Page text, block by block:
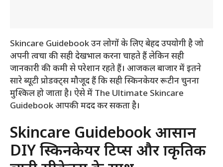
Skincare Guidebook उन लोगों के लिए बेहद उपयोगी है जो
अपनी त्वचा की सही देखभाल करना चाहते हैं लेकिन सही
जानकारी की कमी से परेशान रहते हैं। आजकल बाजार में इतने
सारे ब्यूटी प्रोडक्ट्स मौजूद हैं कि सही स्किनकेयर रूटीन चुनना
मुश्किल हो जाता है। ऐसे में The Ultimate Skincare
Guidebook आपकी मदद कर सकता है।
Skincare Guidebook आसान
DIY स्किनकेयर टिप्स और प्राकृतिक